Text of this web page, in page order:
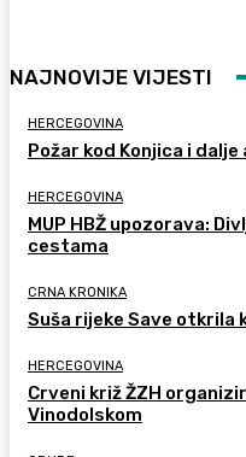
NAJNOVIJE VIJESTI
HERCEGOVINA
Požar kod Konjica i
HERCEGOVINA
MUP HBŽ upozorava:
cestama
CRNA KRONIKA
Suša rijeke Save otkrila
HERCEGOVINA
Crveni križ ŽZH
Vinodolskom